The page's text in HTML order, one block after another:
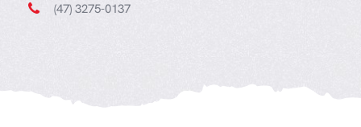
(47) 3275-0137